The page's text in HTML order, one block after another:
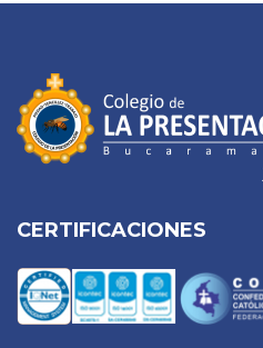
CERTIFICACIONES